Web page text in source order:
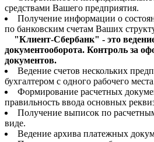
средствами Вашего предприятия.
Получение информации о
по банковским счетам Ваших
"Клиент-Сбербанк" - это
документооборота. Контроль за
документов.
Ведение счетов нескольких
бухгалтером с одного рабочего
Формирование расчетных
правильность ввода основных
Получение выписок по
виде.
Ведение архива платежных